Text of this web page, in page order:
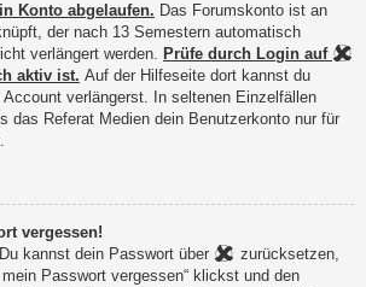
Konto abgelaufen. Das Forumskonto ist an
der nach 13 Semestern automatisch
verlängert werden. Prüfe durch Login auf
aktiv ist. Auf der Hilfeseite dort kannst du
verlängerst. In seltenen Einzelfällen
das Referat Medien dein Benutzerkonto nur für
vergessen!
kannst dein Passwort über
zurücksetzen,
Passwort vergessen“ klickst und den